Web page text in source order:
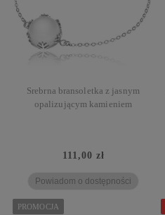
Srebrna bransoletka z jasnym
opalizującym kamieniem
111,00 zł
Powiadom o dostępności
PROMOCJA